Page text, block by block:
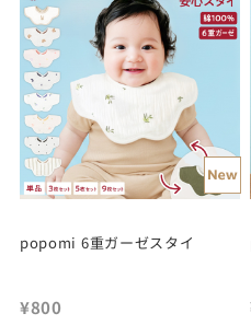
popomi 6重ガーゼスタイ
¥800